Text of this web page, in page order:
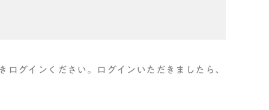
グインください。ログインいただきましたら、